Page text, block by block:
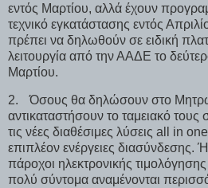
εντός Μαρτίου, αλλά έχουν
τεχνικό εγκατάστασης εντός
πρέπει να δηλωθούν σε ειδική
λειτουργία από την ΑΑΔΕ το
Μαρτίου.
2.
Όσους θα δηλώσουν στο
αντικαταστήσουν το ταμειακό
τις νέες διαθέσιμες λύσεις all in
επιπλέον ενέργειες διασύνδεσης.
πάροχοι ηλεκτρονικής τιμολόγησης
πολύ σύντομα αναμένονται